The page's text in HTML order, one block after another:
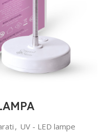
, UV - LED lampe